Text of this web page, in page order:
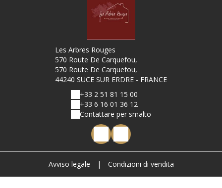
Les Arbres Rouges
570 Route De Carquefou,
570 Route De Carquefou,
44240 SUCE SUR ERDRE - FRANCE
+33 2 51 81 15 00
+33 6 16 01 36 12
Contattare per smalto
Avviso legale | Condizioni di vendita